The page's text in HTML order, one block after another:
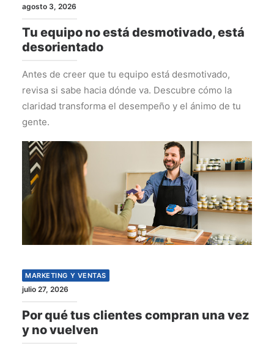
agosto 3, 2026
Tu equipo no está desmotivado, está
desorientado
Antes de creer que tu equipo está desmotivado,
revisa si sabe hacia dónde va. Descubre cómo la
claridad transforma el desempeño y el ánimo de tu
gente.
MARKETING Y VENTAS
julio 27, 2026
Por qué tus clientes compran una vez
y no vuelven